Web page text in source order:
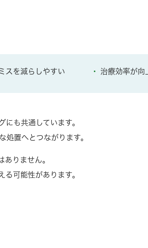
スを減らしやすい 治療効率が向
も共通しています。
処置へとつながります。
ありません。
る可能性があります。